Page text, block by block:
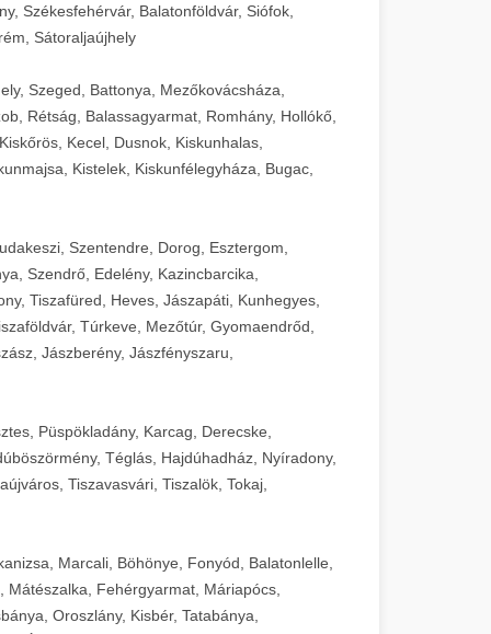
Székesfehérvár, Balatonföldvár, Siófok,
Sátoraljaújhely
Szeged, Battonya, Mezőkovácsháza,
Rétság, Balassagyarmat, Romhány, Hollókő,
Kecel, Dusnok, Kiskunhalas,
Kistelek, Kiskunfélegyháza, Bugac,
Szentendre, Dorog, Esztergom,
Szendrő, Edelény, Kazincbarcika,
Tiszafüred, Heves, Jászapáti, Kunhegyes,
Túrkeve, Mezőtúr, Gyomaendrőd,
Jászberény, Jászfényszaru,
Püspökladány, Karcag, Derecske,
Téglás, Hajdúhadház, Nyíradony,
Tiszavasvári, Tiszalök, Tokaj,
Marcali, Böhönye, Fonyód, Balatonlelle,
Fehérgyarmat, Máriapócs,
Oroszlány, Kisbér, Tatabánya,